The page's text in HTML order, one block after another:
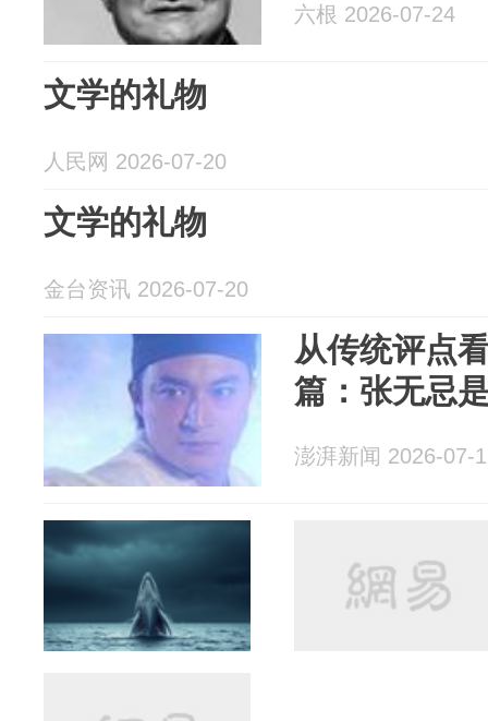
六根 2026-07-24
文学的礼物
人民网 2026-07-20
文学的礼物
金台资讯 2026-07-20
从传统评点
篇：张无忌
澎湃新闻 2026-07-